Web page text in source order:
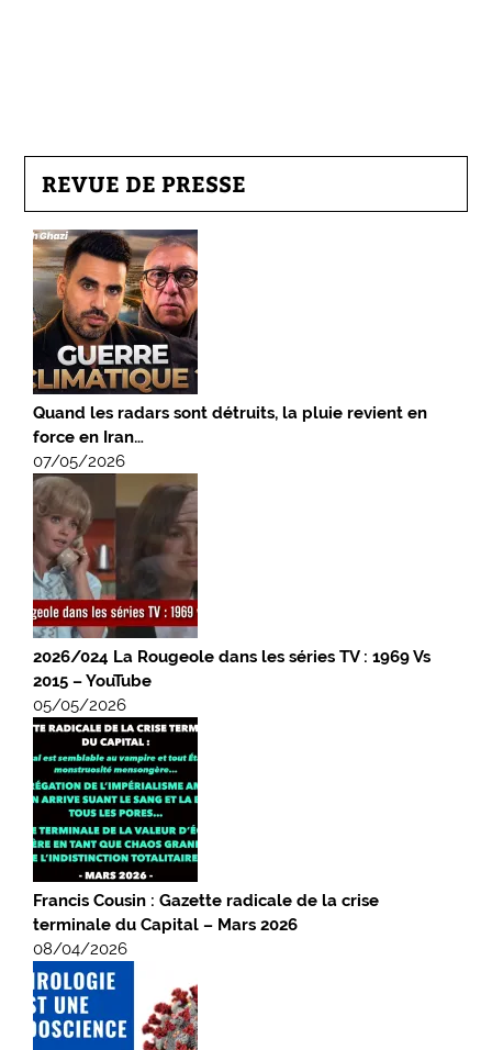
REVUE DE PRESSE
Quand les radars sont détruits, la pluie revient en
force en Iran…
07/05/2026
2026/024 La Rougeole dans les séries TV : 1969 Vs
2015 – YouTube
05/05/2026
Francis Cousin : Gazette radicale de la crise
terminale du Capital – Mars 2026
08/04/2026